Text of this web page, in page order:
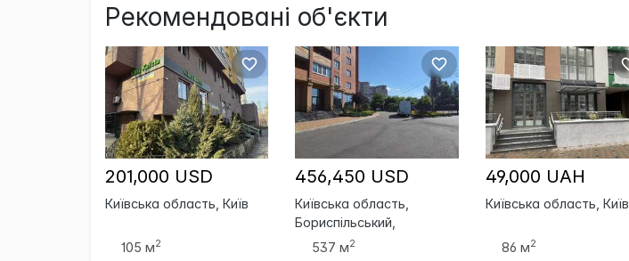
Рекомендовані об'єкти
201,000 USD
Київська область, Київ
105 м2
456,450 USD
Київська область,
Бориспільський,
Бориспіль
537 м2
49,000 UAH
Київська область, Київ
86 м2